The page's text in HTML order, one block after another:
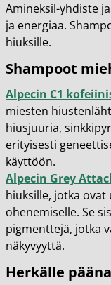
Amineksil-yhdiste
ja energiaa.
hiuksille.
Shampoot
Alpecin C1
miesten
hiusjuuria,
erityisesti
käyttöön.
Alpecin Grey
hiuksille, jotka
ohenemiselle. Se
pigmenttejä, jotka
näkyvyyttä.
Herkälle